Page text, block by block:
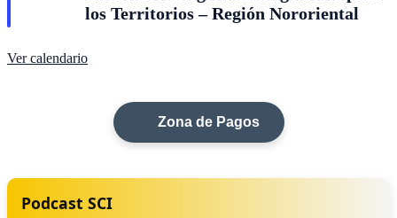
los Territorios – Región Nororiental
Ver calendario
Zona de Pagos
Podcast SCI